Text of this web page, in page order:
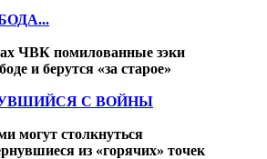
ЧВК помилованные зэки
и берутся «за старое»
С ВОЙНЫ
могут столкнуться
из «горячих» точек